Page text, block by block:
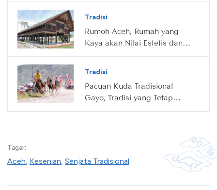
Tradisi
Rumoh Aceh, Rumah yang
Kaya akan Nilai Estetis dan
Tradisi
Pacuan Kuda Tradisional
Gayo, Tradisi yang Tetap
Tagar:
Aceh Kesenian Senjata Tradisional